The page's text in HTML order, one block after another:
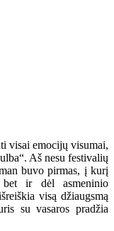
visai emocijų visumai,
Aš nesu festivalių
buvo pirmas, į kurį
ir dėl asmeninio
visą džiaugsmą
su vasaros pradžia